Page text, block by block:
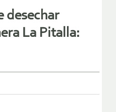
desechar
La Pitalla: